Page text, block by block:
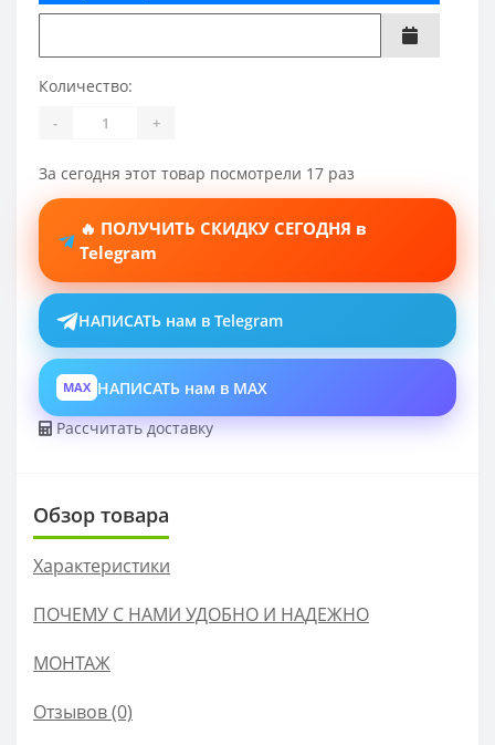
Количество:
- +
За сегодня этот товар посмотрели 17 раз
🔥 ПОЛУЧИТЬ СКИДКУ СЕГОДНЯ в
Telegram
НАПИСАТЬ нам в Telegram
MAX НАПИСАТЬ нам в MAX
Рассчитать доставку
Обзор товара
Характеристики
ПОЧЕМУ С НАМИ УДОБНО И НАДЕЖНО
МОНТАЖ
Отзывов (0)